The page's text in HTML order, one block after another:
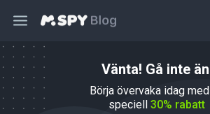
Vänta! Gå inte
Börja övervaka idag
speciell 30% rabatt